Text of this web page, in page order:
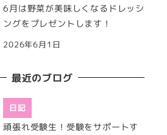
6月は野菜が美味しくなるドレッシ
ングをプレゼントします！
2026年6月1日
最近のブログ
日記
頑張れ受験生！受験をサポートす